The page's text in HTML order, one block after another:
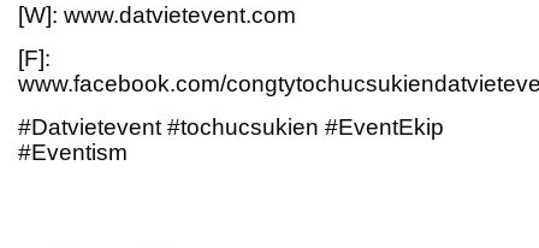
[W]: www.datvietevent.com
[F]:
www.facebook.com/
#Datvietevent #tochucsukien #EventEkip
#Eventism